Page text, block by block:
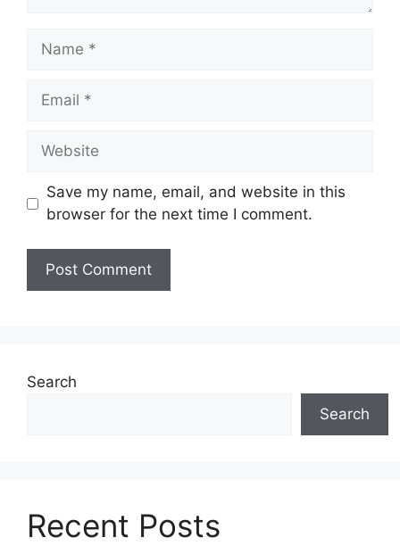
Name
Email
Website
Save my name, email, and website in this
browser for the next time I comment.
Search
Search
Recent Posts